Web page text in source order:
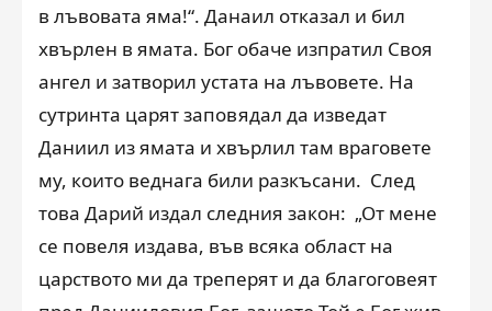
в лъвовата яма!“. Данаил отказал и бил
хвърлен в ямата. Бог обаче изпратил Своя
ангел и затворил устата на лъвовете. На
сутринта царят заповядал да изведат
Даниил из ямата и хвърлил там враговете
му, които веднага били разкъсани. След
това Дарий издал следния закон: „От мене
се повеля издава, във всяка област на
царството ми да треперят и да благоговеят